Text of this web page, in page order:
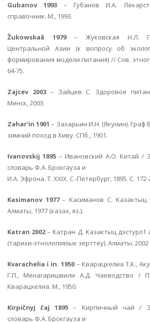
Gubanov 1993 – Губанов И.А.
справочник. М., 1993.
Žukowskaâ 1979– Жуковская Н.Л.
Центральной Азии (к вопросу об
формирования модели питания) // Сов.
64-75.
Zajcev 2003– Зайцев С. Здоровое
Минск, 2003.
Zahar’in 1901 – Захарьин И.Н. (Якунин). Граф
зимний поход в Хиву. СПб., 1901.
Ivanovskij 1895 – Ивановский А.О. Китай /
словарь Ф.А. Брокгауза и
И.А. Эфрона. Т. XXIX. С.-Петербург, 1895. С. 172-
Kasimanov 1977– Касиманов С. Казактыц
Алматы, 1977 (казах, яз.).
Katran 2002– Катран Д. Казактыц дэстурл1
(тарихи-этнологиялык зерттеу). Алматы, 2002
Kvarachelia i in. 1950 – Кварацхелиа Т.К.,
Г.П., Менагаришвили А.Д. Чаеводство /
Кварацхелиа. М., 1950.
Kirpičnyj čaj 1895 – Кирпичный чай /
словарь Ф.А. Брокгауза и